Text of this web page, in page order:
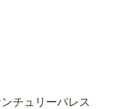
チュリーパレス